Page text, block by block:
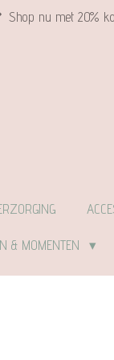
Shop nu met 20%
& MOMENTEN